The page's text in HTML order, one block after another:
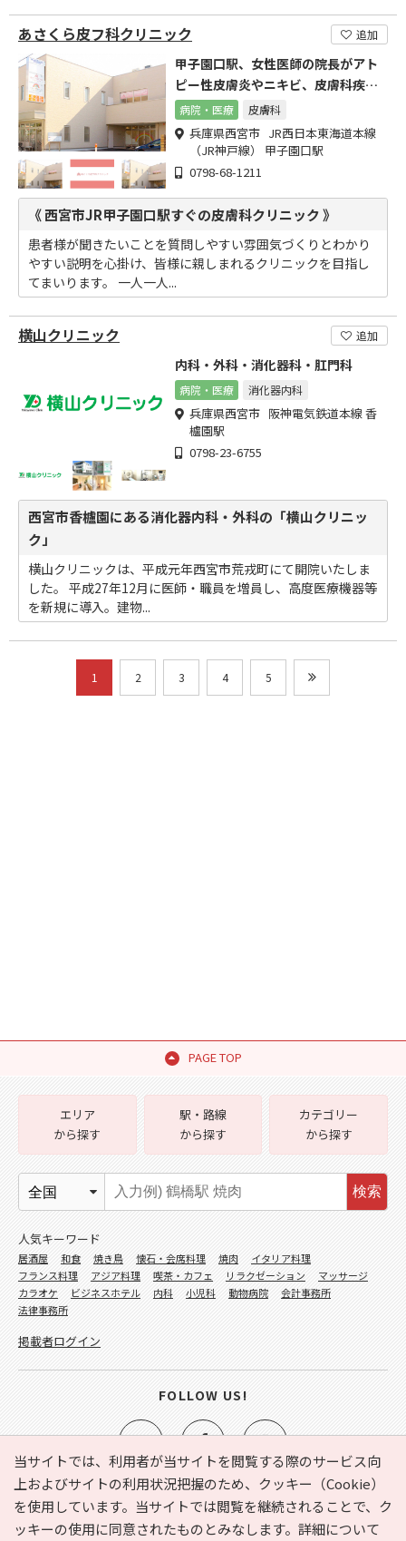
あさくら皮フ科クリニック 追加
甲子園口駅、女性医師の院長がアト
ピー性皮膚炎やニキビ、皮膚科疾患
全般を丁寧に診察いたします!
病院・医療 皮膚科
兵庫県西宮市 JR西日本東海道本線
（JR神戸線） 甲子園口駅
0798-68-1211
《 西宮市JR甲子園口駅すぐの皮膚科クリニック 》
患者様が聞きたいことを質問しやすい雰囲気づくりとわかり
やすい説明を心掛け、皆様に親しまれるクリニックを目指し
てまいります。 一人一人...
横山クリニック 追加
内科・外科・消化器科・肛門科
病院・医療 消化器内科
兵庫県西宮市 阪神電気鉄道本線 香
櫨園駅
0798-23-6755
西宮市香櫨園にある消化器内科・外科の「横山クリニッ
ク」
横山クリニックは、平成元年西宮市荒戎町にて開院いたしま
した。 平成27年12月に医師・職員を増員し、高度医療機器等
を新規に導入。建物...
1 2 3 4 5
PAGE TOP
当サイトでは、利用者が当サイトを閲覧する際のサービス向
上およびサイトの利用状況把握のため、クッキー（Cookie）
を使用しています。当サイトでは閲覧を継続されることで、ク
ッキーの使用に同意されたものとみなします。詳細について
e-NAVITA（イーナビタ）とは？ お気に入り
ヘルプ
利用規約
個人情報の取り扱いについて 運営会社
エリア
から探す
駅・路線
から探す
カテゴリー
から探す
検索
人気キーワード
居酒屋 和食 焼き鳥 懐石・会席料理 焼肉
イタリア料理
フランス料理
アジア料理 喫茶・カフェ リラクゼーション
マッサージ
カラオケ
ビジネスホテル 内科 小児科 動物病院
会計事務所
法律事務所
掲載者ログイン
FOLLOW US!